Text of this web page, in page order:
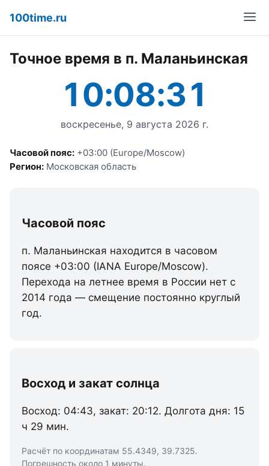
100time.ru
Точное время в п. Маланьинская
10:08:31
воскресенье, 9 августа 2026 г.
Часовой пояс: +03:00 (Europe/Moscow)
Регион: Московская область
Часовой пояс
п. Маланьинская находится в часовом
поясе +03:00 (IANA Europe/Moscow).
Перехода на летнее время в России нет с
2014 года — смещение постоянно круглый
год.
Восход и закат солнца
Восход: 04:43, закат: 20:12. Долгота дня: 15
ч 29 мин.
Расчёт по координатам 55.4349, 39.7325.
Погрешность около 1 минуты.